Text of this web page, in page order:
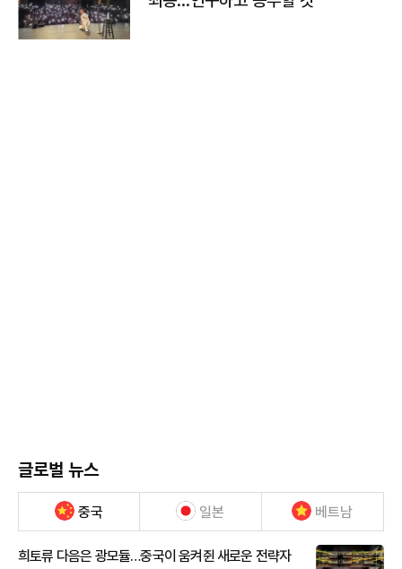
글로벌 뉴스
중국 일본 베트남
희토류 다음은 광모듈…중국이 움켜쥔 새로운 전략자